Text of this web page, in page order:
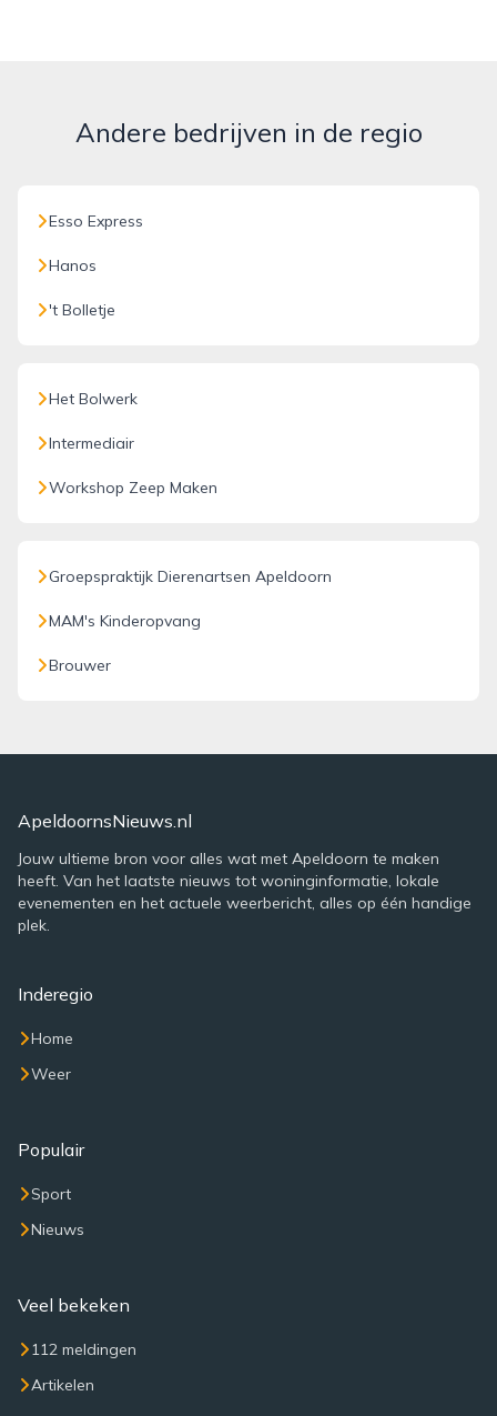
Andere bedrijven in de regio
Esso Express
Hanos
't Bolletje
Het Bolwerk
Intermediair
Workshop Zeep Maken
Groepspraktijk Dierenartsen Apeldoorn
MAM's Kinderopvang
Brouwer
ApeldoornsNieuws.nl
Jouw ultieme bron voor alles wat met Apeldoorn te maken
heeft. Van het laatste nieuws tot woninginformatie, lokale
evenementen en het actuele weerbericht, alles op één handige
plek.
Inderegio
Home
Weer
Populair
Sport
Nieuws
Veel bekeken
112 meldingen
Artikelen